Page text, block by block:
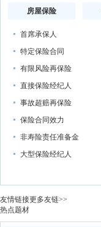
房屋保险
首席承保人
特定保险合同
有限风险再保险
直接保险经纪人
事故超赔再保险
保险合同效力
非寿险责任准备金
大型保险经纪人
友情链接更多友链>>
热点题材